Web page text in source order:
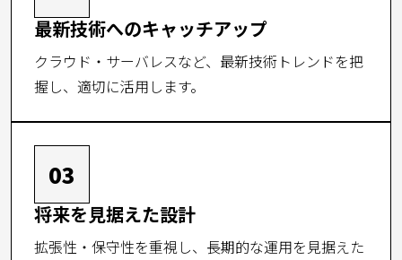
最新技術へのキャッチアップ
クラウド・サーバレスなど、最新技術トレンドを把
握し、適切に活用します。
03
将来を見据えた設計
拡張性・保守性を重視し、長期的な運用を見据えた